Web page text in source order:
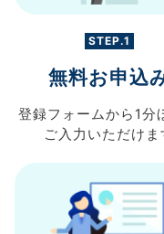
STEP.1
無料お申込
登録フォームから 1分
ご入力 いただけま